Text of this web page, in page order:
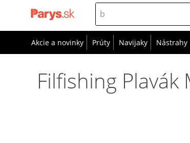
Akcie a novinky Prúty Navijaky Nástrahy
Filfishing Plavák